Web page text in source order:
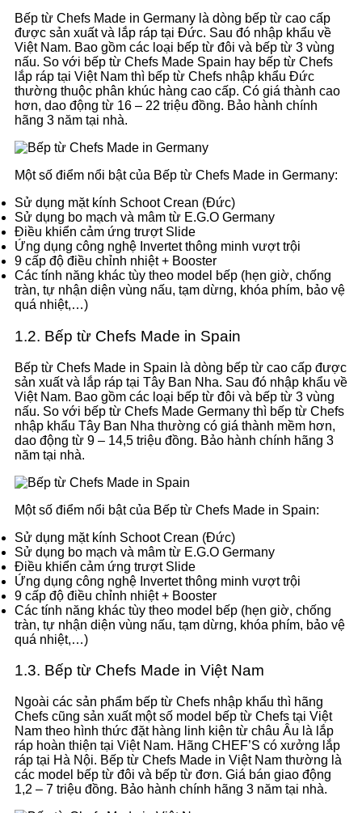
Bếp từ Chefs Made in Germany là dòng bếp từ cao cấp
được sản xuất và lắp ráp tại Đức. Sau đó nhập khẩu về
Việt Nam. Bao gồm các loại bếp từ đôi và bếp từ 3 vùng
nấu. So với bếp từ Chefs Made Spain hay bếp từ Chefs
lắp ráp tại Việt Nam thì bếp từ Chefs nhập khẩu Đức
thường thuộc phân khúc hàng cao cấp. Có giá thành cao
hơn, dao động từ 16 – 22 triệu đồng. Bảo hành chính
hãng 3 năm tại nhà.
Một số điểm nổi bật của Bếp từ Chefs Made in Germany:
Sử dụng mặt kính Schoot Crean (Đức)
Sử dụng bo mạch và mâm từ E.G.O Germany
Điều khiển cảm ứng trượt Slide
Ứng dụng công nghệ Invertet thông minh vượt trội
9 cấp độ điều chỉnh nhiệt + Booster
Các tính năng khác tùy theo model bếp (hẹn giờ, chống
tràn, tự nhận diện vùng nấu, tạm dừng, khóa phím, bảo vệ
quá nhiệt,…)
1.2. Bếp từ Chefs Made in Spain
Bếp từ Chefs Made in Spain là dòng bếp từ cao cấp được
sản xuất và lắp ráp tại Tây Ban Nha. Sau đó nhập khẩu về
Việt Nam. Bao gồm các loại bếp từ đôi và bếp từ 3 vùng
nấu. So với bếp từ Chefs Made Germany thì bếp từ Chefs
nhập khẩu Tây Ban Nha thường có giá thành mềm hơn,
dao động từ 9 – 14,5 triệu đồng. Bảo hành chính hãng 3
năm tại nhà.
Một số điểm nổi bật của Bếp từ Chefs Made in Spain:
Sử dụng mặt kính Schoot Crean (Đức)
Sử dụng bo mạch và mâm từ E.G.O Germany
Điều khiển cảm ứng trượt Slide
Ứng dụng công nghệ Invertet thông minh vượt trội
9 cấp độ điều chỉnh nhiệt + Booster
Các tính năng khác tùy theo model bếp (hẹn giờ, chống
tràn, tự nhận diện vùng nấu, tạm dừng, khóa phím, bảo vệ
quá nhiệt,…)
1.3. Bếp từ Chefs Made in Việt Nam
Ngoài các sản phẩm bếp từ Chefs nhập khẩu thì hãng
Chefs cũng sản xuất một số model bếp từ Chefs tại Việt
Nam theo hình thức đặt hàng linh kiện từ châu Âu là lắp
ráp hoàn thiện tại Việt Nam. Hãng CHEF’S có xưởng lắp
ráp tại Hà Nội. Bếp từ Chefs Made in Việt Nam thường là
các model bếp từ đôi và bếp từ đơn. Giá bán giao động
1,2 – 7 triệu đồng. Bảo hành chính hãng 3 năm tại nhà.